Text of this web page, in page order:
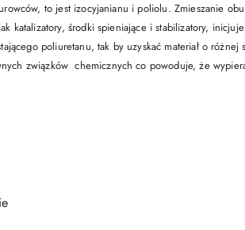
to jest izocyjanianu i poliolu. Zmieszanie
katalizatory, środki spieniające i stabilizatory,
poliuretanu, tak by uzyskać materiał o różnej
związków chemicznych co powoduje, że